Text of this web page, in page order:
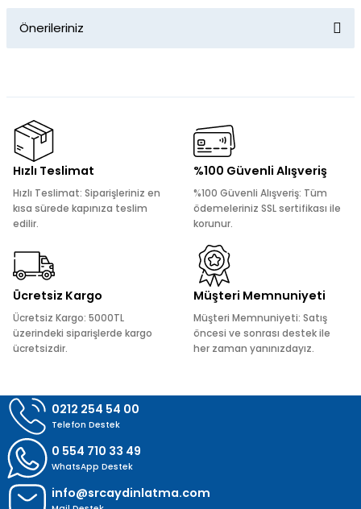
Önerileriniz
kullanarak tarafımıza iletebilirsiniz.
Görüş ve önerileriniz için teşekkür ederiz.
Ürün resmi kalitesiz, bozuk veya görüntülenemiyor.
Ürün bilgilerinde hatalar bulunuyor.
Ürün fiyatı diğer sitelerden daha pahalı.
Bu ürüne benzer farklı alternatifler olmalı.
Hızlı Teslimat
Hızlı Teslimat: Siparişleriniz en
kısa sürede kapınıza teslim
edilir.
%100 Güvenli Alışveriş
%100 Güvenli Alışveriş: Tüm
ödemeleriniz SSL sertifikası ile
korunur.
Ücretsiz Kargo
Ücretsiz Kargo: 5000TL
üzerindeki siparişlerde kargo
ücretsizdir.
Müşteri Memnuniyeti
Müşteri Memnuniyeti: Satış
öncesi ve sonrası destek ile
her zaman yanınızdayız.
0212 254 54 00
Telefon Destek
0 554 710 33 49
WhatsApp Destek
info@srcaydinlatma.com